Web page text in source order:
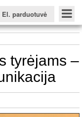
El. parduotuvė
Žurnalas KUO BŪTI
tyrėjams –